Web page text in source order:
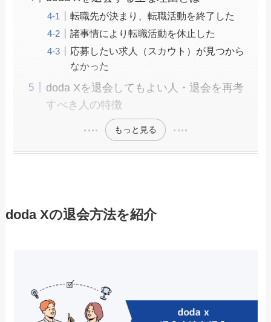
転職先が決まり、転職活動を終了した
諸事情により転職活動を休止した
応募したい求人（スカウト）が見つから
なかった
doda Xを退会してもよい人・退会を再考
すべき人の特徴
もっと見る
doda Xの退会方法を紹介